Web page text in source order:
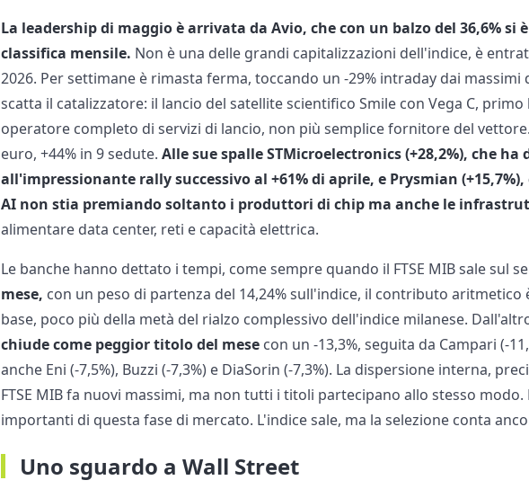
La leadership di maggio è arrivata da Avio, che con un balzo del 36,6% si
classifica mensile. Non è una delle grandi capitalizzazioni dell'indice, è
2026. Per settimane è rimasta ferma, toccando un -29% intraday dai massimi
scatta il catalizzatore: il lancio del satellite scientifico Smile con Vega C,
operatore completo di servizi di lancio, non più semplice fornitore del
euro, +44% in 9 sedute.Alle sue spalle STMicroelectronics(+28,2%), che
all'impressionante rally successivo al +61% di aprile, e Prysmian (+15,7%),
AI non stia premiando soltanto i produttori di chip ma anche le
alimentare data center, reti e capacità elettrica.
Le banche hanno dettato i tempi, come sempre quando il FTSE MIB sale sul
mese, con un peso di partenza del 14,24% sull'indice, il contributo aritmetico
base, poco più della metà del rialzo complessivo dell'indice milanese.
chiude come peggior titolo del mese con un -13,3%, seguita da Campari (-
anche Eni (-7,5%), Buzzi (-7,3%) e DiaSorin (-7,3%). La dispersione interna,
FTSE MIB fa nuovi massimi, ma non tutti i titoli partecipano allo stesso
importanti di questa fase di mercato. L'indice sale, ma la selezione conta
Uno sguardo a Wall Street